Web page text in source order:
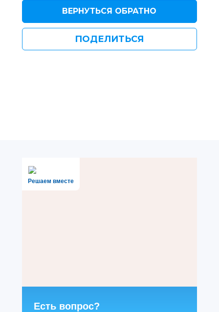
ВЕРНУТЬСЯ ОБРАТНО
ПОДЕЛИТЬСЯ
Решаем вместе
Есть вопрос?